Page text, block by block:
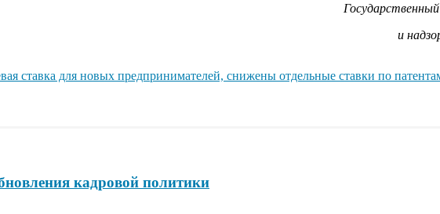
и
ставка для новых предпринимателей, снижены отдельные ставки по
кадровой политики